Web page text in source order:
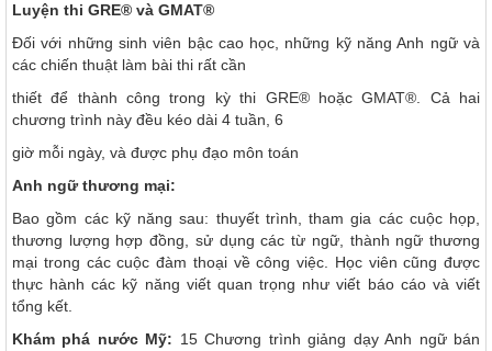
Luyện thi GRE® và GMAT®
Đối với những sinh viên bậc cao học, những kỹ năng Anh ngữ và
các chiến thuật làm bài thi rất cần
thiết để thành công trong kỳ thi GRE® hoặc GMAT®. Cả hai
chương trình này đều kéo dài 4 tuần, 6
giờ mỗi ngày, và được phụ đạo môn toán
Anh ngữ thương mại:
Bao gồm các kỹ năng sau: thuyết trình, tham gia các cuộc họp,
thương lượng hợp đồng, sử dụng các từ ngữ, thành ngữ thương
mại trong các cuộc đàm thoại về công việc. Học viên cũng được
thực hành các kỹ năng viết quan trọng như viết báo cáo và viết
tổng kết.
Khám phá nước Mỹ: 15 Chương trình giảng dạy Anh ngữ bán